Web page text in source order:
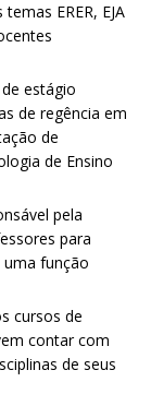
ERER, EJA
estágio
de regência em
de
de Ensino
pela
para
função
cursos de
contar com
de seus